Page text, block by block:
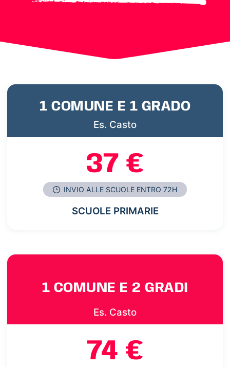
1 COMUNE E 1 GRADO
Es. Casto
37 €
INVIO ALLE SCUOLE ENTRO 72H
SCUOLE PRIMARIE
1 COMUNE E 2 GRADI
Es. Casto
74 €